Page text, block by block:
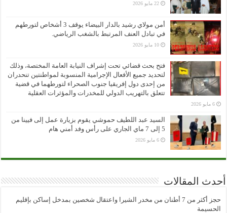
22 مايو 2026
أمن مولاي رشيد بالدار البيضاء يوقف 3 أشخاص لتورطهم
في تبادل العنف المرتبط بالشغب الرياضي.
10 مايو 2026
فتح بحث قضائي تحت إشراف النيابة العامة المختصة، وذلك
لتحديد جميع الأفعال الإجرامية المنسوبة لمواطنتين تنحدران
من إحدى دول إفريقيا جنوب الصحراء لتورطهما في قضية
تتعلق بالتهريب الدولي للمخدرات والمؤثرات العقلية
6 مايو 2026
السيد عبد اللطيف حموشي يقوم بزيارة عمل إلى فيينا من
5 إلى 7 ماي الجاري على رأس وفد أمني هام
6 مايو 2026
أحدث المقالات
حجز أكثر من 7 أطنان من مخدر الشيرا واعتقال شخصين بمدخل إساكن بإقليم
الحسيمة